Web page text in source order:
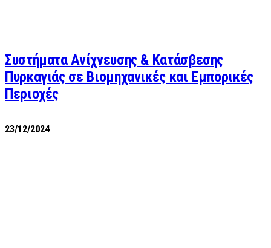
Συστήματα Ανίχνευσης & Κατάσβεσης
Πυρκαγιάς σε Βιομηχανικές και Εμπορικές
Περιοχές
23/12/2024